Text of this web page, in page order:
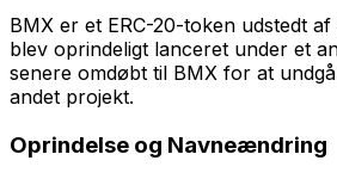
BMX er et ERC-20-token udstedt
blev oprindeligt lanceret under et
senere omdøbt til BMX for at
andet projekt.
Oprindelse og Navneændring